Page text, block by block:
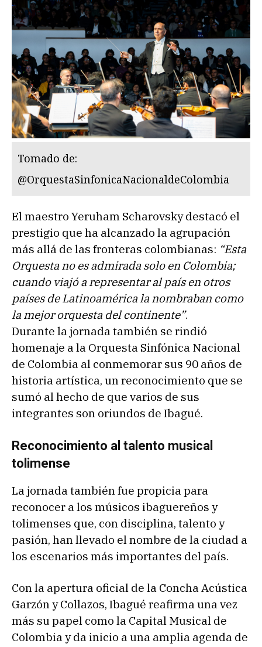
Tomado de:
@OrquestaSinfonicaNacionaldeColombia
El maestro Yeruham Scharovsky destacó el
prestigio que ha alcanzado la agrupación
más allá de las fronteras colombianas: “Esta
Orquesta no es admirada solo en Colombia;
cuando viajó a representar al país en otros
países de Latinoamérica la nombraban como
la mejor orquesta del continente”.
Durante la jornada también se rindió
homenaje a la Orquesta Sinfónica Nacional
de Colombia al conmemorar sus 90 años de
historia artística, un reconocimiento que se
sumó al hecho de que varios de sus
integrantes son oriundos de Ibagué.
Reconocimiento al talento musical
tolimense
La jornada también fue propicia para
reconocer a los músicos ibaguereños y
tolimenses que, con disciplina, talento y
pasión, han llevado el nombre de la ciudad a
los escenarios más importantes del país.
Con la apertura oficial de la Concha Acústica
Garzón y Collazos, Ibagué reafirma una vez
más su papel como la Capital Musical de
Colombia y da inicio a una amplia agenda de